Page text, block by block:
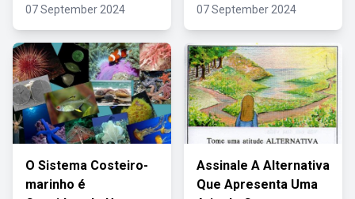
07 September 2024 07 September 2024
O Sistema Costeiro-
marinho é
Assinale A Alternativa
Que Apresenta Uma